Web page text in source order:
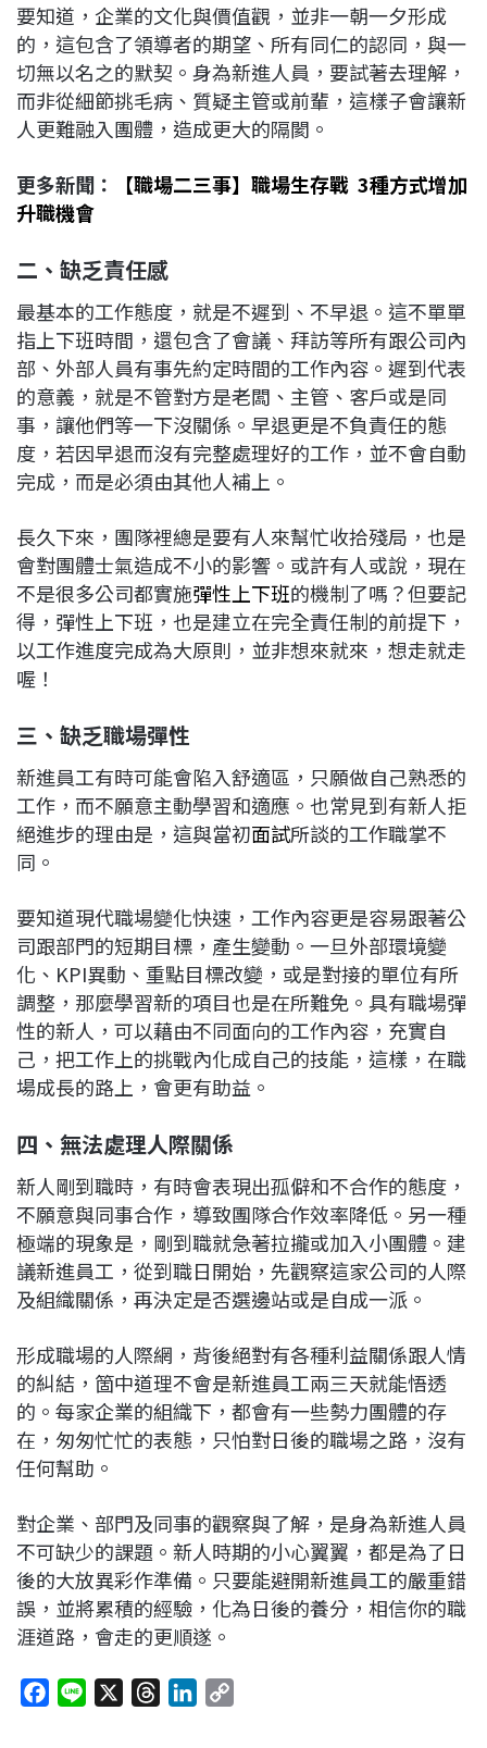
要知道，企業的文化與價值觀，並非一朝一夕形成
的，這包含了領導者的期望、所有同仁的認同，與一
切無以名之的默契。身為新進人員，要試著去理解，
而非從細節挑毛病、質疑主管或前輩，這樣子會讓新
人更難融入團體，造成更大的隔閡。
更多新聞：
【職場二三事】職場生存戰 3種方式增加
升職機會
二、缺乏責任感
最基本的工作態度，就是不遲到、不早退。這不單單
指上下班時間，還包含了會議、拜訪等所有跟公司內
部、外部人員有事先約定時間的工作內容。遲到代表
的意義，就是不管對方是老闆、主管、客戶或是同
事，讓他們等一下沒關係。早退更是不負責任的態
度，若因早退而沒有完整處理好的工作，並不會自動
完成，而是必須由其他人補上。
長久下來，團隊裡總是要有人來幫忙收拾殘局，也是
會對團體士氣造成不小的影響。或許有人或說，現在
不是很多公司都實施彈性上下班的機制了嗎？但要記
得，彈性上下班，也是建立在完全責任制的前提下，
以工作進度完成為大原則，並非想來就來，想走就走
喔！
三、缺乏職場彈性
新進員工有時可能會陷入舒適區，只願做自己熟悉的
工作，而不願意主動學習和適應。也常見到有新人拒
絕進步的理由是，這與當初面試所談的工作職掌不
同。
要知道現代職場變化快速，工作內容更是容易跟著公
司跟部門的短期目標，產生變動。一旦外部環境變
化、KPI異動、重點目標改變，或是對接的單位有所
調整，那麼學習新的項目也是在所難免。具有職場彈
性的新人，可以藉由不同面向的工作內容，充實自
己，把工作上的挑戰內化成自己的技能，這樣，在職
場成長的路上，會更有助益。
四、無法處理人際關係
新人剛到職時，有時會表現出孤僻和不合作的態度，
不願意與同事合作，導致團隊合作效率降低。另一種
極端的現象是，剛到職就急著拉攏或加入小團體。建
議新進員工，從到職日開始，先觀察這家公司的人際
及組織關係，再決定是否選邊站或是自成一派。
形成職場的人際網，背後絕對有各種利益關係跟人情
的糾結，箇中道理不會是新進員工兩三天就能悟透
的。每家企業的組織下，都會有一些勢力團體的存
在，匆匆忙忙的表態，只怕對日後的職場之路，沒有
任何幫助。
對企業、部門及同事的觀察與了解，是身為新進人員
不可缺少的課題。新人時期的小心翼翼，都是為了日
後的大放異彩作準備。只要能避開新進員工的嚴重錯
誤，並將累積的經驗，化為日後的養分，相信你的職
涯道路，會走的更順遂。